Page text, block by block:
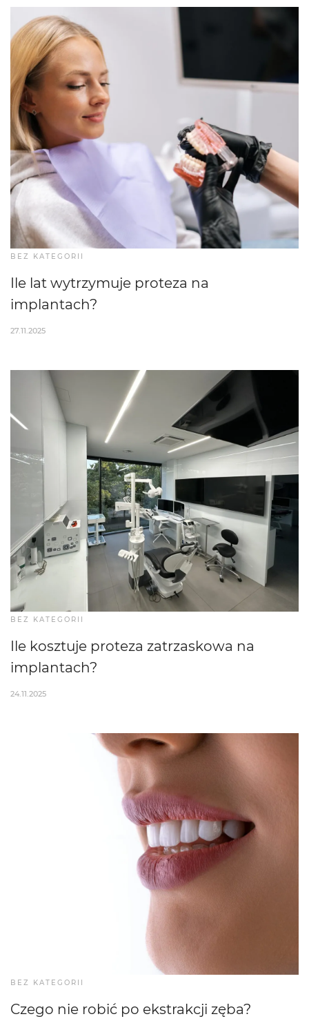
BEZ KATEGORII
Ile lat wytrzymuje proteza na
implantach?
27.11.2025
BEZ KATEGORII
Ile kosztuje proteza zatrzaskowa na
implantach?
24.11.2025
BEZ KATEGORII
Czego nie robić po ekstrakcji zęba?